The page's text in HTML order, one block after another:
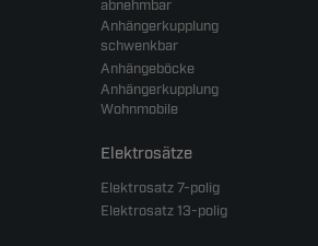
abnehmbar
Anhängerkupplung
schwenkbar
Anhängeböcke
Anhängerkupplung
Wohnmobile
Elektrosätze
Elektrosatz 7-polig
Elektrosatz 13-polig